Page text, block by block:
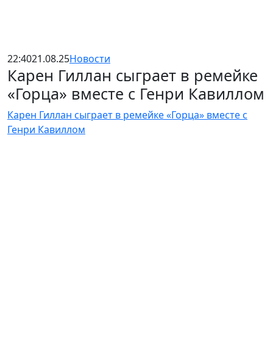
22:4021.08.25Новости
Карен Гиллан сыграет в ремейке
«Горца» вместе с Генри Кавиллом
Карен Гиллан сыграет в ремейке «Горца» вместе с
Генри Кавиллом